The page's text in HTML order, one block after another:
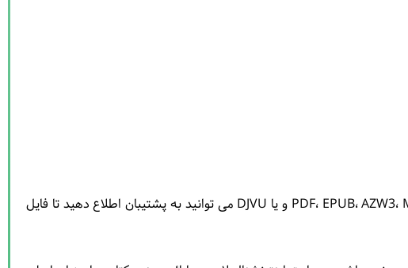
در صورت تبدیل فایل کتاب The Guardians - The League Of Nations And The Crisis Of Empire به فرمت های PDF، EPUB، AZW3، MOBI و یا DJVU می توانید به پشتیبان اطلاع دهید تا فایل